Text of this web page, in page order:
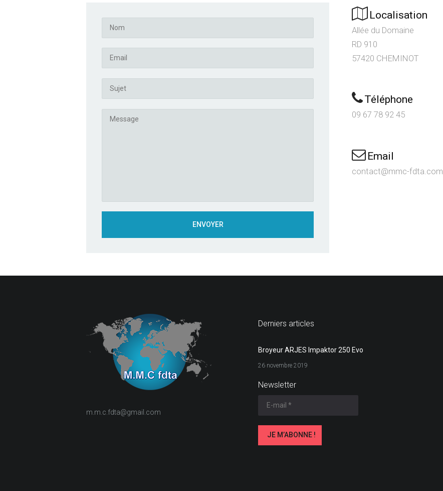
Localisation
Allée du Domaine
RD 910
57420 CHEMINOT
Téléphone
09 67 78 92 45
Email
contact@mmc-fdta.com
m.m.c.fdta@gmail.com
Derniers articles
Broyeur ARJES Impaktor 250 Evo
26 novembre 2019
Newsletter